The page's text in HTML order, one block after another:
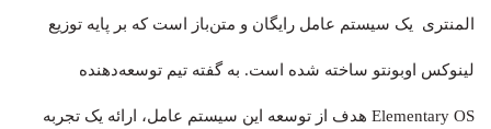
المنتری یک سیستم‌ عامل رایگان و متن‌باز است که بر پایه توزیع
لینوکس اوبونتو ساخته شده است. به گفته تیم توسعه‌دهنده
Elementary OS هدف از توسعه این سیستم‌ عامل، ارائه یک تجربه